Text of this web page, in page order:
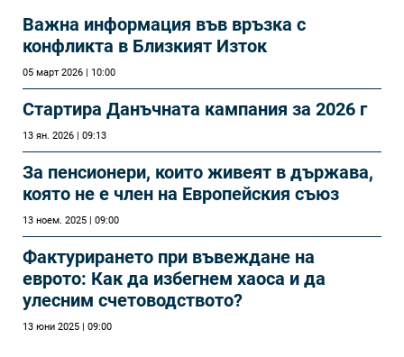
Важна информация във връзка с
конфликта в Близкият Изток
05 март 2026 | 10:00
Стартира Данъчната кампания за 2026 г
13 ян. 2026 | 09:13
За пенсионери, които живеят в държава,
която не е член на Европейския съюз
13 ноем. 2025 | 09:00
Фактурирането при въвеждане на
еврото: Как да избегнем хаоса и да
улесним счетоводството?
13 юни 2025 | 09:00